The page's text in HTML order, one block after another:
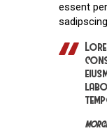
essent